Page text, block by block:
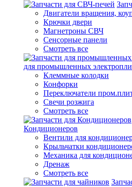
Двигатели вращения,
Крючки двери
Магнетроны СВЧ
Сенсорные панели
Смотреть все
для промышленных
Клеммные колодки
Конфорки
Переключатели
Свечи розжига
Смотреть все
Кондиционеров
Вентили для
Крыльчатки
Механика для
Дренаж
Смотреть все